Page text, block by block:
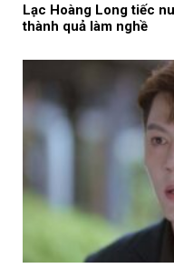
Lạc Hoàng Long tiếc
thành quả làm nghề